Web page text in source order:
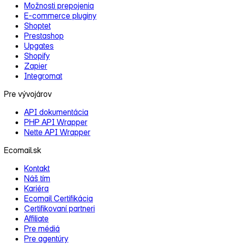
Možnosti prepojenia
E‑commerce pluginy
Shoptet
Prestashop
Upgates
Shopify
Zapier
Integromat
Pre vývojárov
API dokumentácia
PHP API Wrapper
Nette API Wrapper
Ecomail.sk
Kontakt
Náš tím
Kariéra
Ecomail Certifikácia
Certifikovaní partneri
Affiliate
Pre médiá
Pre agentúry